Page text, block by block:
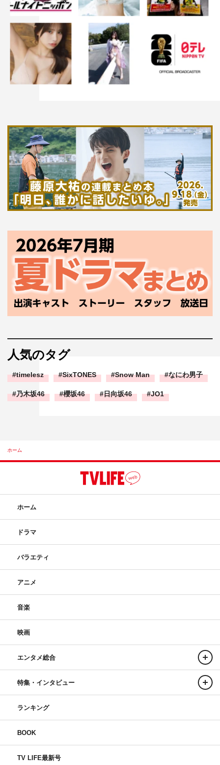
人気のタグ
timelesz SixTONES Snow Man なにわ男子
乃木坂46 櫻坂46 日向坂46 JO1
ホーム
ホーム
ドラマ
バラエティ
アニメ
音楽
映画
エンタメ総合
特集・インタビュー
ランキング
BOOK
TV LIFE最新号